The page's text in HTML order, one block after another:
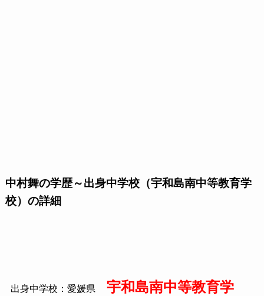
中村舞の学歴～出身中学校（宇和島南中等教育学
校）の詳細
出身中学校：愛媛県
宇和島南中等教育学